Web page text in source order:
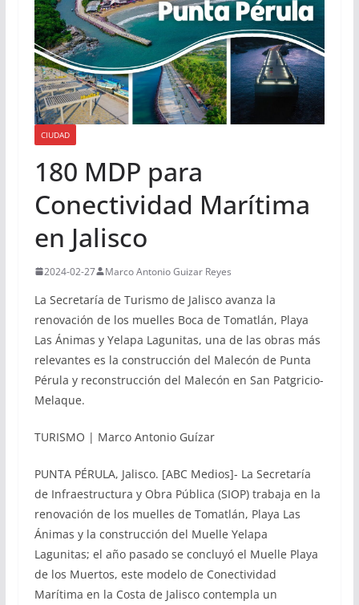
CIUDAD
180 MDP para
Conectividad Marítima
en Jalisco
2024-02-27 Marco Antonio Guizar Reyes
La Secretaría de Turismo de Jalisco avanza la
renovación de los muelles Boca de Tomatlán, Playa
Las Ánimas y Yelapa Lagunitas, una de las obras más
relevantes es la construcción del Malecón de Punta
Pérula y reconstrucción del Malecón en San Patgricio-
Melaque.
TURISMO | Marco Antonio Guízar
PUNTA PÉRULA, Jalisco. [ABC Medios]- La Secretaría
de Infraestructura y Obra Pública (SIOP) trabaja en la
renovación de los muelles de Tomatlán, Playa Las
Ánimas y la construcción del Muelle Yelapa
Lagunitas; el año pasado se concluyó el Muelle Playa
de los Muertos, este modelo de Conectividad
Marítima en la Costa de Jalisco contempla un